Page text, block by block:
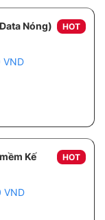
HOT
Nóng)
VND
HOT
Kế
VND